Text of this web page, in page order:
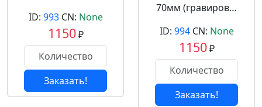
ID: 993CN: None
1150₽
Заказать!
70мм (гравиров…
ID: 994CN: None
1150₽
Заказать!